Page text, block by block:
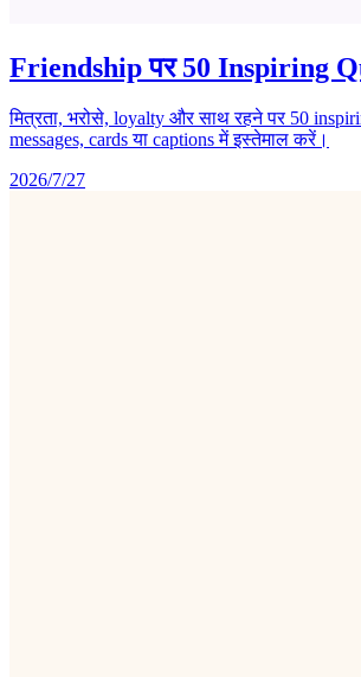
Friendship पर 50 Inspiring
मित्रता, भरोसे, loyalty और साथ रहने पर 50
messages, cards या captions में इस्तेमाल करें।
2026/7/27